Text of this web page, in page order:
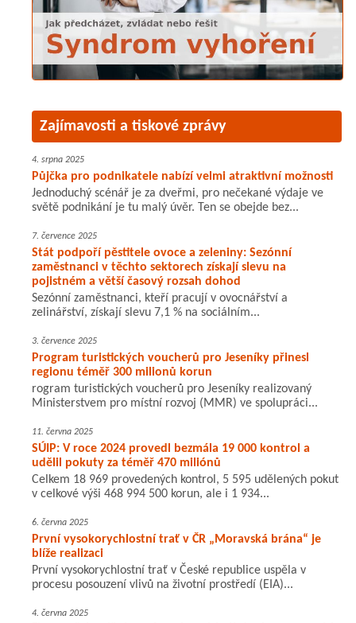
Zajímavosti a tiskové zprávy
4. srpna 2025
Půjčka pro podnikatele nabízí velmi atraktivní možnosti
Jednoduchý scénář je za dveřmi, pro nečekané výdaje ve
světě podnikání je tu malý úvěr. Ten se obejde bez...
7. července 2025
Stát podpoří pěstitele ovoce a zeleniny: Sezónní
zaměstnanci v těchto sektorech získají slevu na
pojistném a větší časový rozsah dohod
Sezónní zaměstnanci, kteří pracují v ovocnářství a
zelinářství, získají slevu 7,1 % na sociálním...
3. července 2025
Program turistických voucherů pro Jeseníky přinesl
regionu téměř 300 milionů korun
rogram turistických voucherů pro Jeseníky realizovaný
Ministerstvem pro místní rozvoj (MMR) ve spolupráci...
11. června 2025
SÚIP: V roce 2024 provedl bezmála 19 000 kontrol a
udělil pokuty za téměř 470 miliónů
Celkem 18 969 provedených kontrol, 5 595 udělených pokut
v celkové výši 468 994 500 korun, ale i 1 934...
6. června 2025
První vysokorychlostní trať v ČR „Moravská brána“ je
blíže realizaci
První vysokorychlostní trať v České republice uspěla v
procesu posouzení vlivů na životní prostředí (EIA)...
4. června 2025